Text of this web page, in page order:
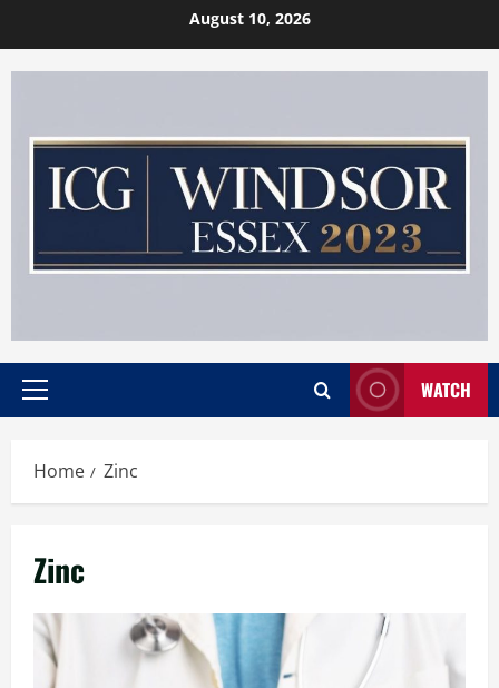
to
content
August 10, 2026
Primary
WATCH
Home Zinc
Zinc